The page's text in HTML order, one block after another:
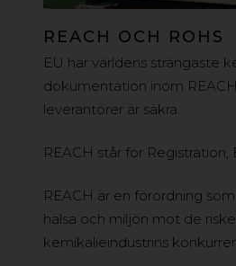
REACH OCH ROHS
EU har världens strängaste
dokumentation inom
leverantörer är säkra.
REACH står för
REACH är en förordning
hälsa och miljön mot de
kemikalieindustrins